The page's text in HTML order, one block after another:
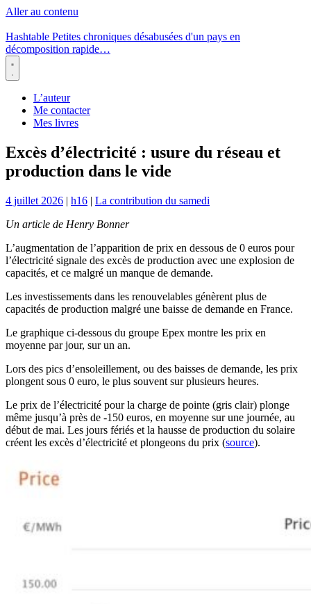
Aller au contenu
Hashtable Petites chroniques désabusées d'un pays en
décomposition rapide…
Menu
L’auteur
Me contacter
Mes livres
Excès d’électricité : usure du réseau et
production dans le vide
4 juillet 2026 | h16 | La contribution du samedi
Un article de Henry Bonner
L’augmentation de l’apparition de prix en dessous de 0 euros pour
l’électricité signale des excès de production avec une explosion de
capacités, et ce malgré un manque de demande.
Les investissements dans les renouvelables génèrent plus de
capacités de production malgré une baisse de demande en France.
Le graphique ci-dessous du groupe Epex montre les prix en
moyenne par jour, sur un an.
Lors des pics d’ensoleillement, ou des baisses de demande, les prix
plongent sous 0 euro, le plus souvent sur plusieurs heures.
Le prix de l’électricité pour la charge de pointe (gris clair) plonge
même jusqu’à près de -150 euros, en moyenne sur une journée, au
début de mai. Les jours fériés et la hausse de production du solaire
créent les excès d’électricité et plongeons du prix (source).